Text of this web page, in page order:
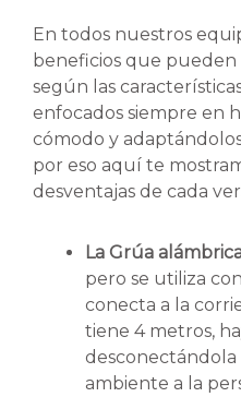
En todos nuestros
beneficios que
según las
enfocados siempre en
cómodo y
por eso aquí te
desventajas de cada
La Grúa
pero se utiliza
conecta a la
tiene 4 metros,
desconectándola
ambiente a la